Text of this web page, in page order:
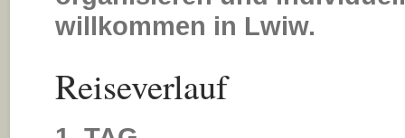
willkommen in Lwiw.
Reiseverlauf